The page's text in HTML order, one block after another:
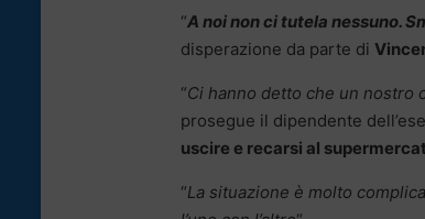
“A noi non ci tutela nessuno.
disperazione da parte di
“Ci hanno detto che un nostro
prosegue il dipendente
uscire e recarsi al
“La situazione è molto